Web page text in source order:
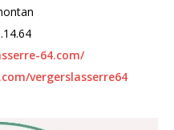
64.com/
vergerslasserre64